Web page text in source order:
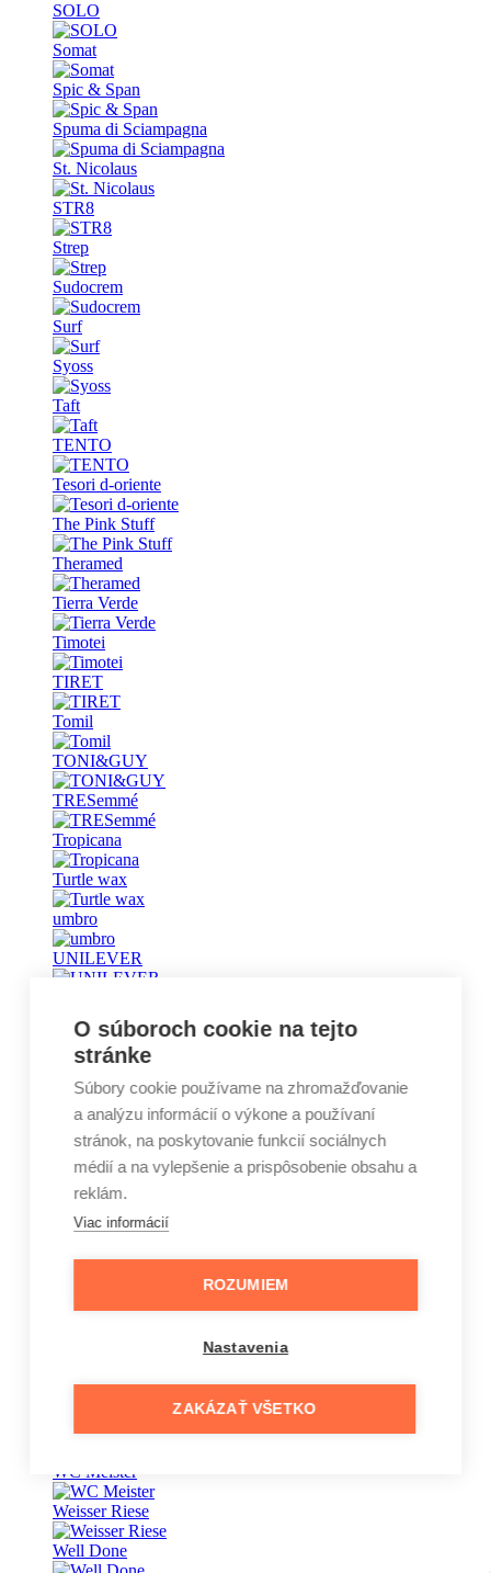
O súboroch cookie na tejto
stránke
Súbory cookie používame na zhromažďovanie
a analýzu informácií o výkone a používaní
stránok, na poskytovanie funkcií sociálnych
médií a na vylepšenie a prispôsobenie obsahu a
reklám.
Viac informácií
ROZUMIEM
Nastavenia
ZAKÁZAŤ VŠETKO
SOLO
Somat
Spic & Span
Spuma di Sciampagna
St. Nicolaus
STR8
Strep
Sudocrem
Surf
Syoss
Taft
TENTO
Tesori d-oriente
The Pink Stuff
Theramed
Tierra Verde
Timotei
TIRET
Tomil
TONI&GUY
TRESemmé
Tropicana
Turtle wax
umbro
UNILEVER
Vademecum
Vape
Veet
Vernel
Wansou
wave
WC Meister
Weisser Riese
Well Done